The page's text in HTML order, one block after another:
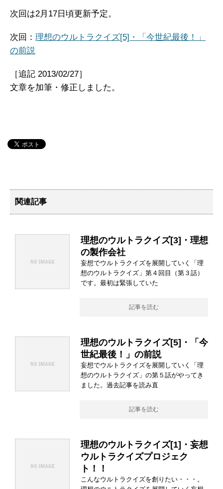
次回は2月17日頃更新予定。
次回： 理想のウルトラクイズ[5]・「今世紀最後！」
の前説
［追記 2013/02/27］
文章を加筆・修正しました。
関連記事
理想のウルトラクイズ[3]・理想
の製作会社
妄想でウルトラクイズを展開していく「理
想のウルトラクイズ」第４回目（第３話）
です。最初は緊張していた
記事を読む
理想のウルトラクイズ[5]・「今
世紀最後！」の前説
妄想でウルトラクイズを展開していく「理
想のウルトラクイズ」の第５話がやってき
ました。過去記事を読み直
記事を読む
理想のウルトラクイズ[1]・妄想
ウルトラクイズプロジェク
ト！！
こんなウルトラクイズを創りたい・・・。